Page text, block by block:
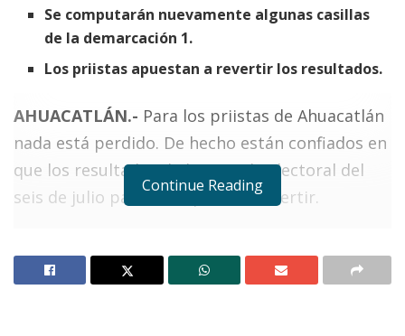
Se computarán nuevamente algunas casillas
de la demarcación 1.
Los priistas apuestan a revertir los resultados.
AHUACATLÁN.- Para los priistas de Ahuacatlán
nada está perdido. De hecho están confiados en
que los resultados de la jornada electoral del
seis de julio pasado se puedenrevertir.
Consejo Municipal Electoral abrirá una sesión
Continue Reading